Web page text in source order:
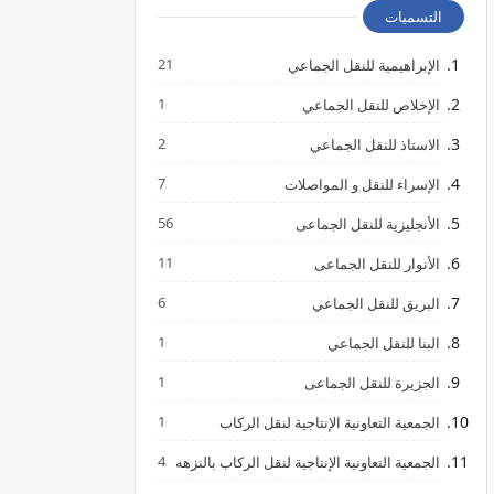
التسميات
الإبراهيمية للنقل الجماعي 21
الإخلاص للنقل الجماعي 1
الاستاذ للنقل الجماعي 2
الإسراء للنقل و المواصلات 7
الأنجليزية للنقل الجماعى 56
الأنوار للنقل الجماعى 11
البريق للنقل الجماعي 6
البنا للنقل الجماعي 1
الجزيرة للنقل الجماعى 1
الجمعية التعاونية الإنتاجية لنقل الركاب 1
الجمعية التعاونية الإنتاجية لنقل الركاب بالنزهه 4